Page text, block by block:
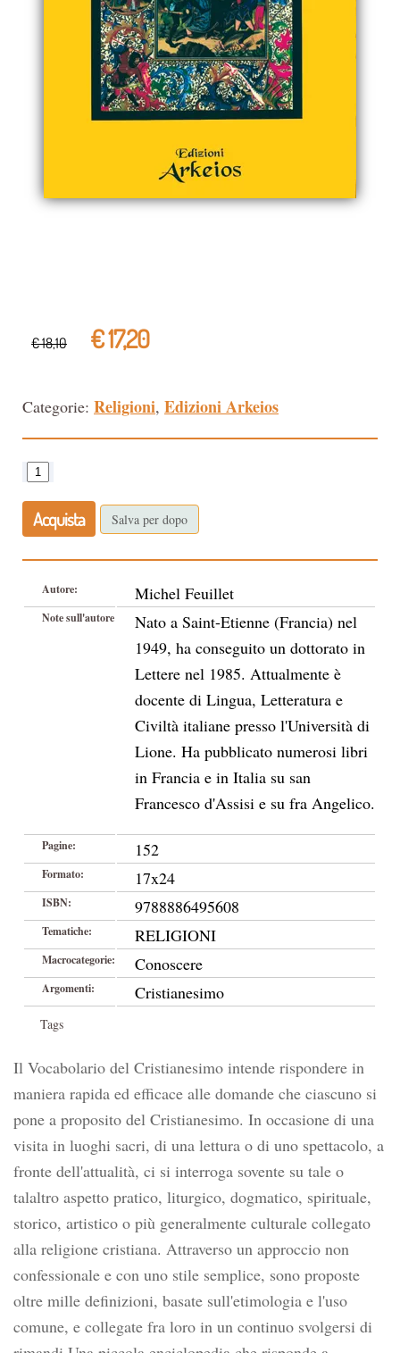
€ 18,10 € 17,20
Categorie: Religioni, Edizioni Arkeios
Acquista Salva per dopo
Autore: Michel Feuillet
Note sull'autore
Nato a Saint-Etienne (Francia) nel
1949, ha conseguito un dottorato in
Lettere nel 1985. Attualmente è
docente di Lingua, Letteratura e
Civiltà italiane presso l'Università di
Lione. Ha pubblicato numerosi libri
in Francia e in Italia su san
Francesco d'Assisi e su fra Angelico.
Pagine: 152
Formato: 17x24
ISBN: 9788886495608
Tematiche: RELIGIONI
Macrocategorie: Conoscere
Argomenti: Cristianesimo
Tags
Il Vocabolario del Cristianesimo intende rispondere in
maniera rapida ed efficace alle domande che ciascuno si
pone a proposito del Cristianesimo. In occasione di una
visita in luoghi sacri, di una lettura o di uno spettacolo, a
fronte dell'attualità, ci si interroga sovente su tale o
talaltro aspetto pratico, liturgico, dogmatico, spirituale,
storico, artistico o più generalmente culturale collegato
alla religione cristiana. Attraverso un approccio non
confessionale e con uno stile semplice, sono proposte
oltre mille definizioni, basate sull'etimologia e l'uso
comune, e collegate fra loro in un continuo svolgersi di